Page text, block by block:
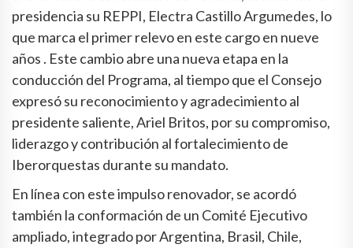
presidencia su REPPI, Electra Castillo Argumedes, lo
que marca el primer relevo en este cargo en nueve
años . Este cambio abre una nueva etapa en la
conducción del Programa, al tiempo que el Consejo
expresó su reconocimiento y agradecimiento al
presidente saliente, Ariel Britos, por su compromiso,
liderazgo y contribución al fortalecimiento de
Iberorquestas durante su mandato.
En línea con este impulso renovador, se acordó
también la conformación de un Comité Ejecutivo
ampliado, integrado por Argentina, Brasil, Chile,